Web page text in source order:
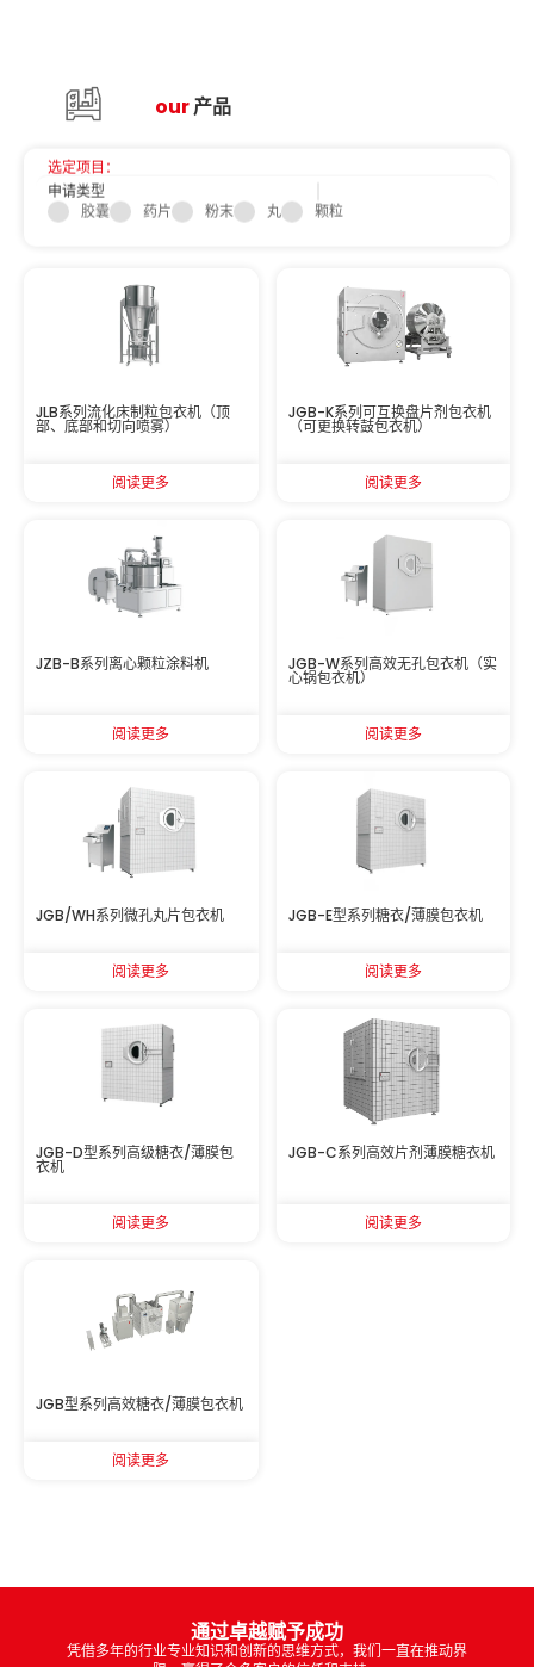
our产品
选定项目：
申请类型
胶囊
药片 粉末 丸 颗粒
JLB系列流化床制粒包衣机（顶
部、底部和切向喷雾）
阅读更多
JGB-K系列可互换盘片剂包衣机
（可更换转鼓包衣机）
阅读更多
JZB-B系列离心颗粒涂料机
阅读更多
JGB-W系列高效无孔包衣机（实
心锅包衣机）
阅读更多
JGB/WH系列微孔丸片包衣机
阅读更多
JGB-E型系列糖衣/薄膜包衣机
阅读更多
JGB-D型系列高级糖衣/薄膜包
衣机
阅读更多
JGB-C系列高效片剂薄膜糖衣机
阅读更多
JGB型系列高效糖衣/薄膜包衣机
阅读更多
通过卓越赋予成功
凭借多年的行业专业知识和创新的思维方式，我们一直在推动界